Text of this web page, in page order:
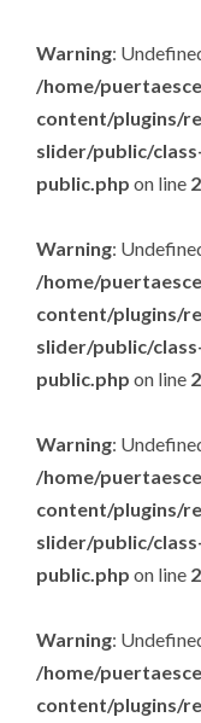
Warning:
/home/
content/plugins/
slider/public/
public.php on line
Warning:
/home/
content/plugins/
slider/public/
public.php on line
Warning:
/home/
content/plugins/
slider/public/
public.php on line
Warning:
/home/
content/plugins/